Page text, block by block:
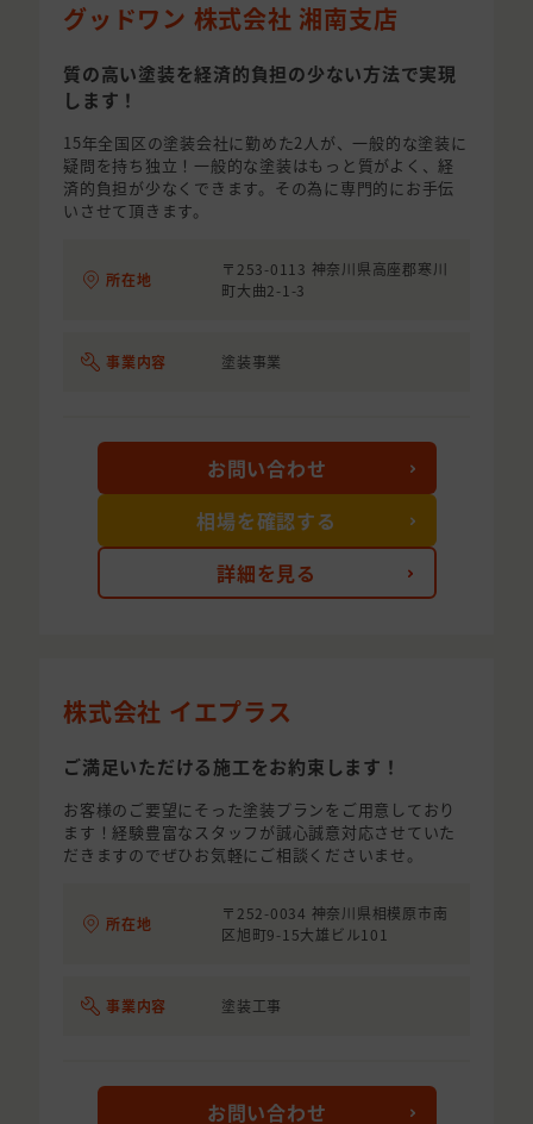
グッドワン 株式会社 湘南支店
質の高い塗装を経済的負担の少ない方法で実現
します！
15年全国区の塗装会社に勤めた2人が、一般的な塗装に
疑問を持ち独立！一般的な塗装はもっと質がよく、経
済的負担が少なくできます。その為に専門的にお手伝
いさせて頂きます。
所在地
〒253-0113 神奈川県高座郡寒川
町大曲2-1-3
事業内容 塗装事業
詳細を見る
お問い合わせ
相場を確認する
株式会社 イエプラス
ご満足いただける施工をお約束します！
お客様のご要望にそった塗装プランをご用意しており
ます！経験豊富なスタッフが誠心誠意対応させていた
だきますのでぜひお気軽にご相談くださいませ。
所在地
〒252-0034 神奈川県相模原市南
区旭町9-15大雄ビル101
事業内容 塗装工事
お問い合わせ